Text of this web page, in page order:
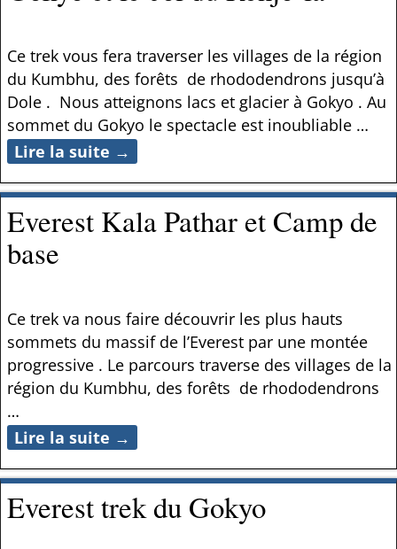
Ce trek vous fera traverser les villages de la région
du Kumbhu, des forêts de rhododendrons jusqu’à
Dole . Nous atteignons lacs et glacier à Gokyo . Au
sommet du Gokyo le spectacle est inoubliable …
Lire la suite →
Everest Kala Pathar et Camp de
base
Ce trek va nous faire découvrir les plus hauts
sommets du massif de l’Everest par une montée
progressive . Le parcours traverse des villages de la
région du Kumbhu, des forêts de rhododendrons
…
Lire la suite →
Everest trek du Gokyo